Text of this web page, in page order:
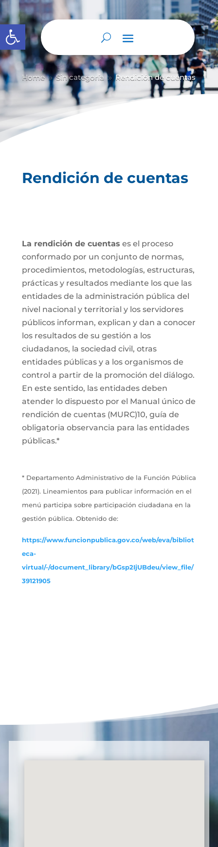
Abrir barra de herramientas
Home 9 Sin categoría 9 Rendición de cuentas
Rendición de cuentas
La rendición de cuentas es el proceso
conformado por un conjunto de normas,
procedimientos, metodologías, estructuras,
prácticas y resultados mediante los que las
entidades de la administración pública del
nivel nacional y territorial y los servidores
públicos informan, explican y dan a conocer
los resultados de su gestión a los
ciudadanos, la sociedad civil, otras
entidades públicas y a los organismos de
control a partir de la promoción del diálogo.
En este sentido, las entidades deben
atender lo dispuesto por el Manual único de
rendición de cuentas (MURC)10, guía de
obligatoria observancia para las entidades
públicas.*
* Departamento Administrativo de la Función Pública
(2021). Lineamientos para publicar información en el
menú participa sobre participación ciudadana en la
gestión pública. Obtenido de:
https://www.funcionpublica.gov.co/web/eva/bibliot
eca-
virtual/-/document_library/bGsp2IjUBdeu/view_file/
39121905